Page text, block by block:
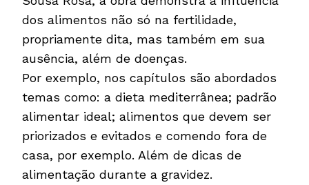
dos alimentos não só na fertilidade,
propriamente dita, mas também em sua
ausência, além de doenças.
Por exemplo, nos capítulos são abordados
temas como: a dieta mediterrânea; padrão
alimentar ideal; alimentos que devem ser
priorizados e evitados e comendo fora de
casa, por exemplo. Além de dicas de
alimentação durante a gravidez.